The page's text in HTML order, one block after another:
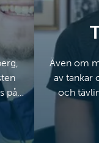
Även om man
av tankar och
och tävling.
Nässel, hopprep,
hur de tolkar,